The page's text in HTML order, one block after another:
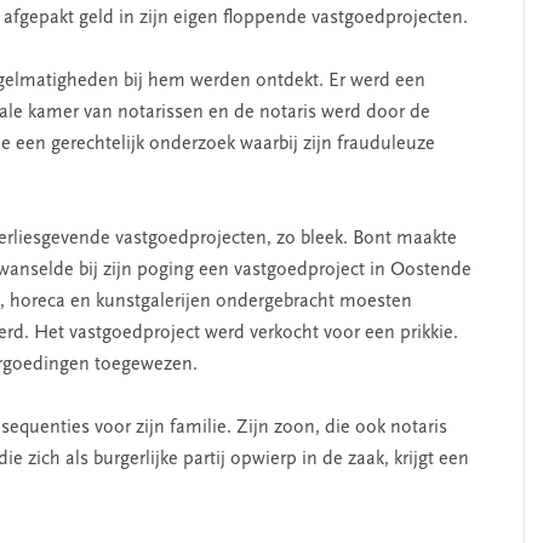
geld in zijn eigen floppende vastgoedprojecten.
bij hem werden ontdekt. Er werd een
kamer van notarissen en de notaris werd door de
een gerechtelijk onderzoek waarbij zijn frauduleuze
vastgoedprojecten, zo bleek. Bont maakte
bij zijn poging een vastgoedproject in Oostende
en kunstgalerijen ondergebracht moesten
Het vastgoedproject werd verkocht voor een prikkie.
toegewezen.
voor zijn familie. Zijn zoon, die ook notaris
zich als burgerlijke partij opwierp in de zaak, krijgt een